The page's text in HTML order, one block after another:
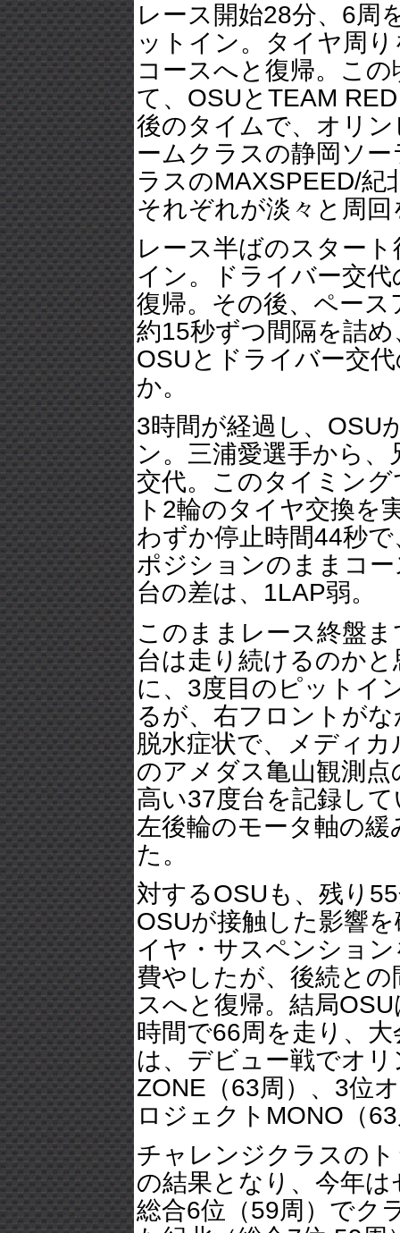
レース開始28分、6周
ットイン。タイヤ周
コースへと復帰。こ
て、OSUとTEAM
後のタイムで、オリ
ームクラスの静岡ソ
ラスのMAXSPEED/紀
それぞれが淡々と周
レース半ばのスター
イン。ドライバー交
復帰。その後、ペー
約15秒ずつ間隔を詰
OSUとドライバー交
か。
3時間が経過し、OSU
ン。三浦愛選手から、
交代。このタイミン
ト2輪のタイヤ交換を
わずか停止時間44秒
ポジションのままコ
台の差は、1LAP弱。
このままレース終盤
台は走り続けるのか
に、3度目のピットイ
るが、右フロントが
脱水症状で、メディ
のアメダス亀山観測
高い37度台を記録し
左後輪のモータ軸の
た。
対するOSUも、残り
OSUが接触した影響
イヤ・サスペンショ
費やしたが、後続と
スへと復帰。結局
時間で66周を走り、
は、デビュー戦でオ
ZONE（63周）、3位
ロジェクトMONO（
チャレンジクラスの
の結果となり、今年
総合6位（59周）でク